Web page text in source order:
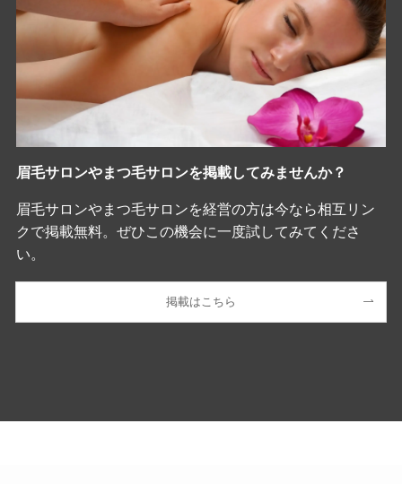
眉毛サロンやまつ毛サロンを掲載してみませんか？
眉毛サロンやまつ毛サロンを経営の方は今なら相互リン
クで掲載無料。ぜひこの機会に一度試してみてくださ
い。
掲載はこちら